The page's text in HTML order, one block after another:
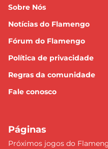
Sobre Nós
Notícias do Flamengo
Fórum do Flamengo
Política de privacidade
Regras da comunidade
Fale conosco
Páginas
Próximos jogos do